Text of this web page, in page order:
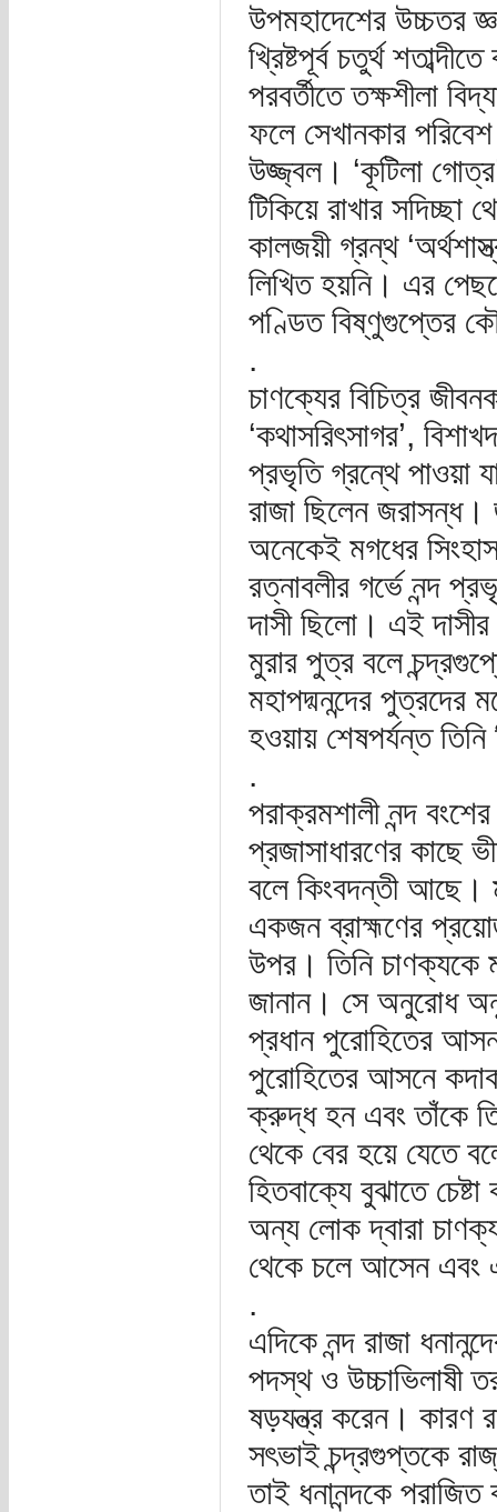
উপমহাদেশের উচ্চতর
খ্রিষ্টপূর্ব চতুর্থ
পরবর্তীতে তক্ষশীলা
ফলে সেখানকার
উজ্জ্বল। ‘কূটিলা
টিকিয়ে রাখার সদিচ্ছা
কালজয়ী গ্রন্থ
লিখিত হয়নি। এর
পণ্ডিত বিষ্ণুগুপ্তের
.
চাণক্যের বিচিত্র
‘কথাসরিৎসাগর’,
প্রভৃতি গ্রন্থে পাওয়া
রাজা ছিলেন
অনেকেই মগধের
রত্নাবলীর গর্ভে নন্দ
দাসী ছিলো। এই
মুরার পুত্র বলে
মহাপদ্মনন্দের পুত্রদের
হওয়ায় শেষপর্যন্ত
.
পরাক্রমশালী নন্দ
প্রজাসাধারণের কাছে
বলে কিংবদন্তী আছে।
একজন ব্রাহ্মণের
উপর। তিনি চাণক্যকে
জানান। সে অনুরোধ
প্রধান পুরোহিতের
পুরোহিতের আসনে
ক্রুদ্ধ হন এবং তাঁকে
থেকে বের হয়ে যেতে
হিতবাক্যে বুঝাতে
অন্য লোক দ্বারা
থেকে চলে আসেন এবং
.
এদিকে নন্দ রাজা
পদস্থ ও উচ্চাভিলাষী
ষড়যন্ত্র করেন। কারণ
সৎভাই চন্দ্রগুপ্তকে
তাই ধনানন্দকে